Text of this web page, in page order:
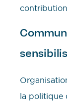
contribution
la politique